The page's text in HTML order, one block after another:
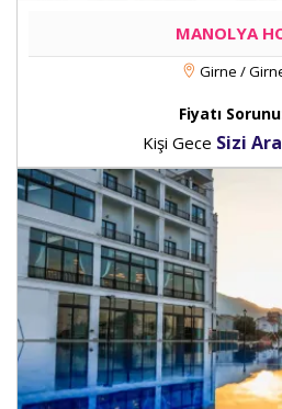
MANOLYA
Girne /
Fiyatı
Kişi Gece Sizi